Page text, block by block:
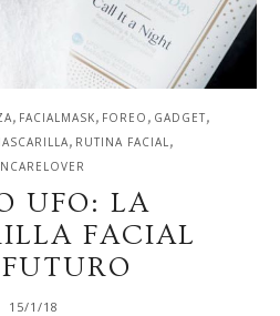
, FACIALMASK, FOREO , GADGET,
, RUTINA FACIAL,
UFO: LA
FACIAL
15/1/18